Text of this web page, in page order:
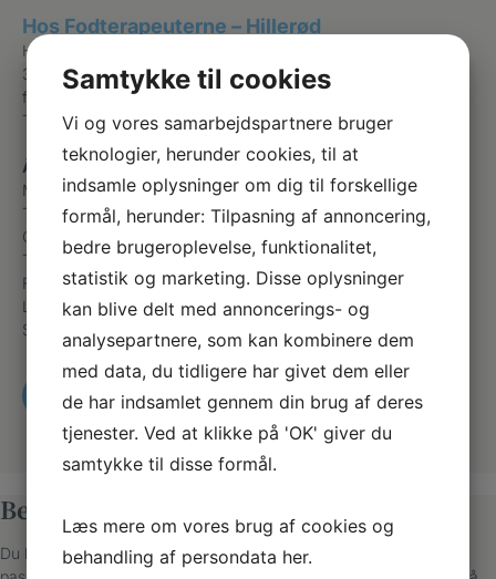
Hos Fodterapeuterne – Hillerød
Hostrupsvej 27, st th
3400 Hillerød
fodklinikken-hostrupsvej@outlook.dk
Telefon +45 48265211
Åbningstider
Mandag
08:00 – 16:15
Tirsdag
08:00 – 16:15
Onsdag
08:00 – 16:15
Torsdag
08:00 – 16:15
Fredag
08:00 – 13:00
Lørdag
Lukket
Søndag
RING OG BESTIL TID
Bestil tid til behandling
Du kan se, hvornår klinikken har ledige tider og booke en tid, der
Samtykke til cookies
Vi og vores samarbejdspartnere bruger
teknologier, herunder cookies, til at
indsamle oplysninger om dig til forskellige
formål, herunder: Tilpasning af annoncering,
bedre brugeroplevelse, funktionalitet,
statistik og marketing. Disse oplysninger
kan blive delt med annoncerings- og
analysepartnere, som kan kombinere dem
med data, du tidligere har givet dem eller
de har indsamlet gennem din brug af deres
tjenester. Ved at klikke på 'OK' giver du
samtykke til disse formål.
Læs mere om vores brug af cookies og
behandling af persondata her.